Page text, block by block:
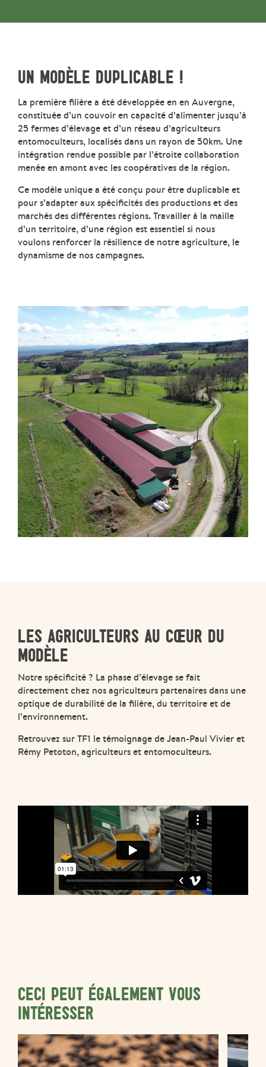
UN MODÈLE DUPLICABLE !
La première filière a été développée en en Auvergne,
constituée d’un couvoir en capacité d’alimenter jusqu’à
25 fermes d’élevage et d’un réseau d’agriculteurs
entomoculteurs, localisés dans un rayon de 50km. Une
intégration rendue possible par l’étroite collaboration
menée en amont avec les coopératives de la région.
Ce modèle unique a été conçu pour être duplicable et
pour s’adapter aux spécificités des productions et des
marchés des différentes régions. Travailler à la maille
d’un territoire, d’une région est essentiel si nous
voulons renforcer la résilience de notre agriculture, le
dynamisme de nos campagnes.
LES AGRICULTEURS AU CŒUR DU
MODÈLE
Notre spécificité ? La phase d’élevage se fait
directement chez nos agriculteurs partenaires dans une
optique de durabilité de la filière, du territoire et de
l’environnement.
Retrouvez sur TF1 le témoignage de Jean-Paul Vivier et
Rémy Petoton, agriculteurs et entomoculteurs.
CECI PEUT ÉGALEMENT VOUS
INTÉRESSER